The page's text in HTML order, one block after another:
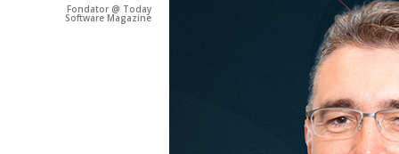
Fondator @ Today
Software Magazine